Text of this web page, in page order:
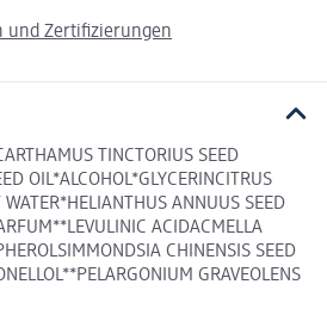
und Zertifizierungen
TINCTORIUS SEED
OIL*ALCOHOL*GLYCERINCITRUS
ANNUUS SEED
ACIDACMELLA
CHINENSIS SEED
GRAVEOLENS